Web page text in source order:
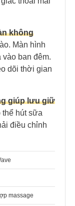
không
Màn hình
ban đêm.
dõi thời gian
giúp lưu giữ
thể hút sữa
điều chỉnh
massage